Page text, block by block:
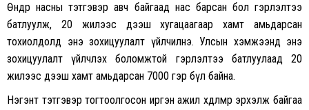
Өндөр насны тэтгэвэр авч байгаад нас барсан бол гэрлэлтээ
батлуулж, 20 жилээс дээш хугацаагаар хамт амьдарсан
тохиолдолд энэ зохицуулалт үйлчилнэ. Улсын хэмжээнд энэ
зохицуулалт үйлчлэх боломжтой гэрлэлтээ батлуулаад 20
жилээс дээш хамт амьдарсан 7000 гэр бүл байна.
Нэгэнт тэтгэвэр тогтоолгосон иргэн ажил хөдөлмөр эрхэлж байгаа